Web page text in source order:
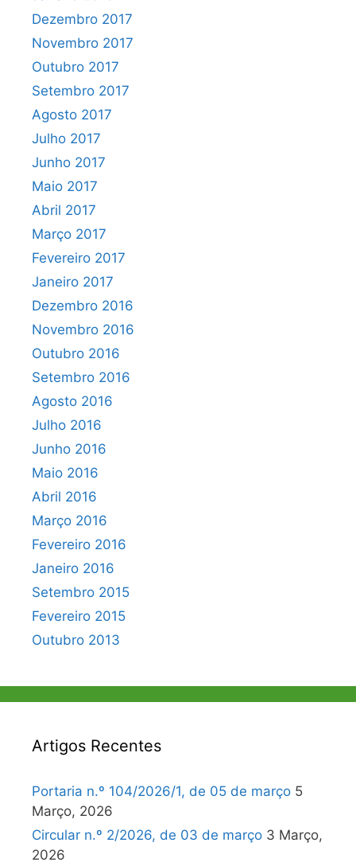
Dezembro 2017
Novembro 2017
Outubro 2017
Setembro 2017
Agosto 2017
Julho 2017
Junho 2017
Maio 2017
Abril 2017
Março 2017
Fevereiro 2017
Janeiro 2017
Dezembro 2016
Novembro 2016
Outubro 2016
Setembro 2016
Agosto 2016
Julho 2016
Junho 2016
Maio 2016
Abril 2016
Março 2016
Fevereiro 2016
Janeiro 2016
Setembro 2015
Fevereiro 2015
Outubro 2013
Artigos Recentes
Portaria n.º 104/2026/1, de 05 de março 5
Março, 2026
Circular n.º 2/2026, de 03 de março 3 Março,
2026